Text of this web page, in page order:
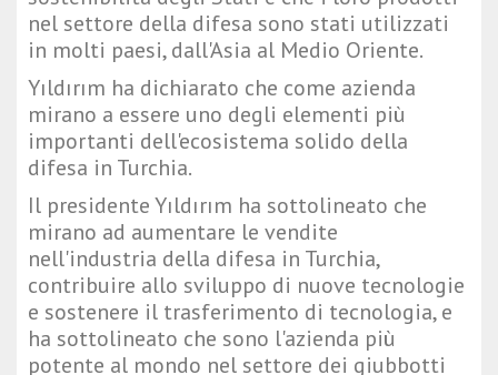
nel settore della difesa sono stati utilizzati
in molti paesi, dall'Asia al Medio Oriente.
Yıldırım ha dichiarato che come azienda
mirano a essere uno degli elementi più
importanti dell'ecosistema solido della
difesa in Turchia.
Il presidente Yıldırım ha sottolineato che
mirano ad aumentare le vendite
nell'industria della difesa in Turchia,
contribuire allo sviluppo di nuove tecnologie
e sostenere il trasferimento di tecnologia, e
ha sottolineato che sono l'azienda più
potente al mondo nel settore dei giubbotti